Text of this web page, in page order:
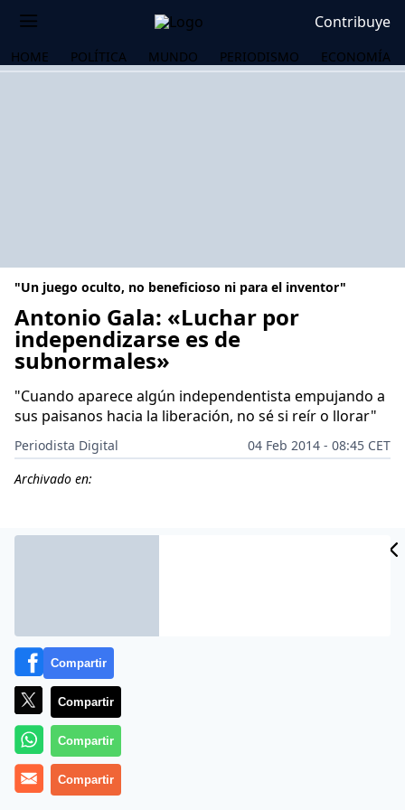
Contribuye
HOME POLÍTICA MUNDO PERIODISMO ECONOMÍA
"Un juego oculto, no beneficioso ni para el inventor"
Antonio Gala: «Luchar por
independizarse es de
subnormales»
"Cuando aparece algún independentista empujando a
sus paisanos hacia la liberación, no sé si reír o llorar"
Periodista Digital
04 Feb 2014 - 08:45 CET
Archivado en:
Más información
Compartir
Compartir
Compartir
Compartir